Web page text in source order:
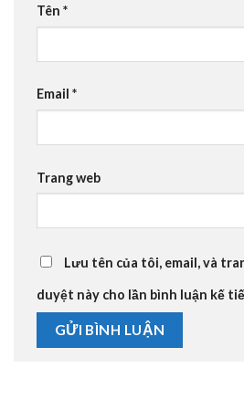
Tên *
Email *
Trang web
Lưu tên của tôi, email, và
duyệt này cho lần bình luận kế